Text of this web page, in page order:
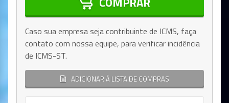
Caso sua empresa seja contribuinte de ICMS, faça
contato com nossa equipe, para verificar incidência
de ICMS-ST.
ADICIONAR À LISTA DE COMPRAS